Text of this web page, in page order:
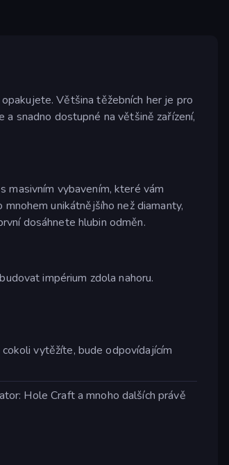
Většina těžebních her je pro
a snadno dostupné na většině zařízení,
s masivním vybavením, které vám
mnohem unikátnějšího než diamanty,
dosáhnete hlubin odměn.
impérium zdola nahoru.
vytěžíte, bude odpovídajícím
Hole Craft a mnoho dalších právě